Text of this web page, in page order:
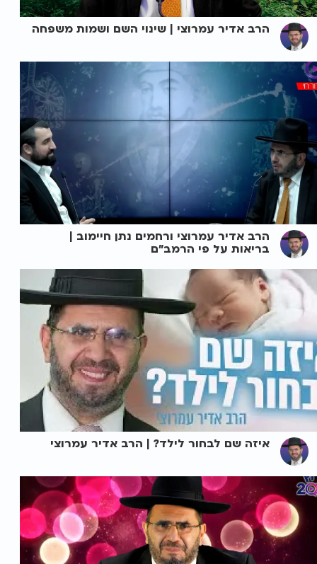
הרב אדיר עמרוצי | שינוי השם ושמות משפחה
הרב אדיר עמרוצי ורחמים נתן חיימוב |
בריאות על פי הרמב"ם
איזה שם לבחור לילד? | הרב אדיר עמרוצי